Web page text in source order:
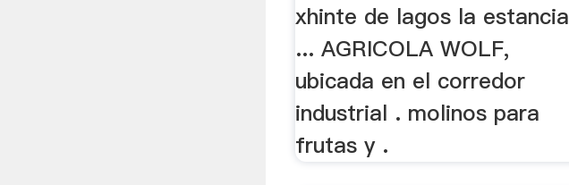
xhinte de lagos la estancia
... AGRICOLA WOLF,
ubicada en el corredor
industrial . molinos para
frutas y .